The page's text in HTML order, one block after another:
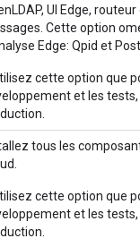
UI Edge,
Cette option
Edge: Qpid et
cette option que
et les tests,
tous les
cette option que
et les tests,